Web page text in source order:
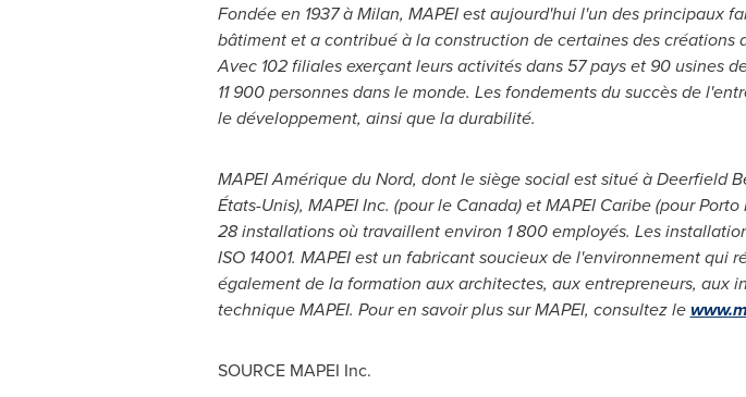
Fondée en 1937 àMilan, MAPEI est aujourd'hui l'un des principaux
bâtiment et a contribué à la construction de certaines des
Avec 102 filiales exerçant leurs activités dans 57 pays et 90 usines
11 900 personnes dans le monde. Les fondements du succès de
le développement, ainsi que la durabilité.
MAPEI Amérique du Nord, dont le siège social est situé àDeerfield
États-Unis), MAPEI Inc. (pour le Canada) et MAPEI Caribe (pour
28 installations où travaillent environ 1 800 employés. Les
ISO 14001. MAPEI est un fabricant soucieux de l'environnement qui
également de la formation aux architectes, aux entrepreneurs, aux
technique MAPEI. Pour en savoir plus sur MAPEI, consultez le
SOURCE MAPEI Inc.